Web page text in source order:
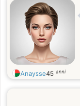
Anaysse45 anni